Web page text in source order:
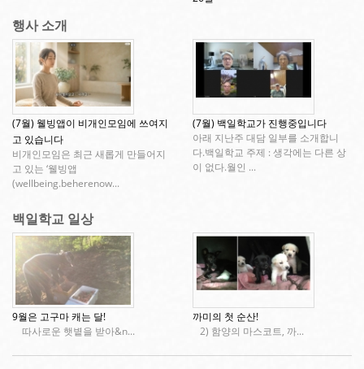
행사 소개
(7월) 웰빙앱이 비개인모임에 쓰여지
고 있습니다
비개인모임은 최근 새롭게 만들어지
고 있는 ‘웰빙앱
(wellbeing.beherenow...
(7월) 백일학교가 진행중입니다
아래 지난주 대담 일부를 소개합니
다.백일학교 주제 : 생각에는 다른 상
이 없다.월인 ...
백일학교 일상
9월은 고구마 캐는 달!
따사로운 햇볕을 받아&n...
까미의 첫 순산!
2) 함양의 마스코트, 까...